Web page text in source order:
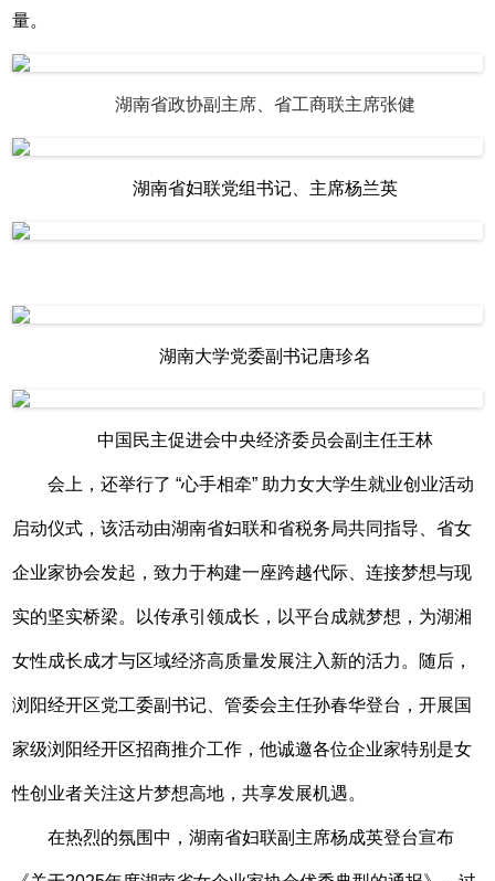
量。
湖南省政协副主席、省工商联主席张健
湖南省妇联党组书记、主席杨兰英
湖南大学党委副书记唐珍名
中国民主促进会中央经济委员会副主任王林
会上，还举行了 “心手相牵” 助力女大学生就业创业活动
启动仪式，该活动由湖南省妇联和省税务局共同指导、省女
企业家协会发起，致力于构建一座跨越代际、连接梦想与现
实的坚实桥梁。以传承引领成长，以平台成就梦想，为湖湘
女性成长成才与区域经济高质量发展注入新的活力。随后，
浏阳经开区党工委副书记、管委会主任孙春华登台，开展国
家级浏阳经开区招商推介工作，他诚邀各位企业家特别是女
性创业者关注这片梦想高地，共享发展机遇。
在热烈的氛围中，湖南省妇联副主席杨成英登台宣布